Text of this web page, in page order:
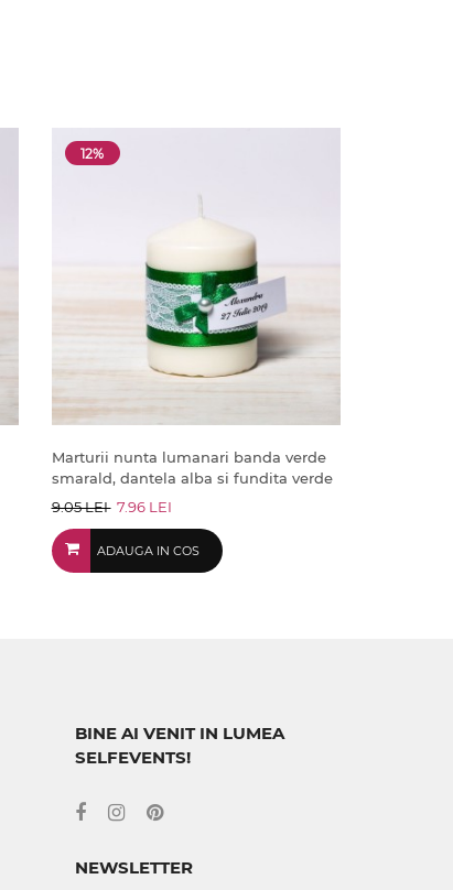
12%
Marturii nunta lumanari banda verde
smarald, dantela alba si fundita verde
9.05 LEI 7.96 LEI
ADAUGA IN COS
BINE AI VENIT IN LUMEA
SELFEVENTS!
NEWSLETTER